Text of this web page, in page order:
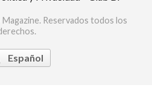
Reservados todos los
Español